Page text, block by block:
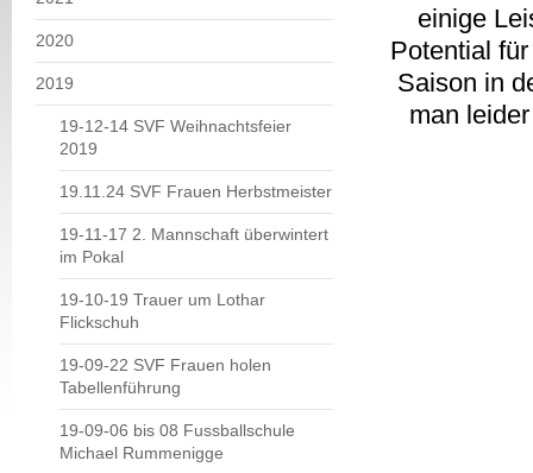
2020
2019
19-12-14 SVF Weihnachtsfeier
2019
19.11.24 SVF Frauen Herbstmeister
19-11-17 2. Mannschaft überwintert
im Pokal
19-10-19 Trauer um Lothar
Flickschuh
19-09-22 SVF Frauen holen
Tabellenführung
19-09-06 bis 08 Fussballschule
Michael Rummenigge
einige
Potential
Saison in
man